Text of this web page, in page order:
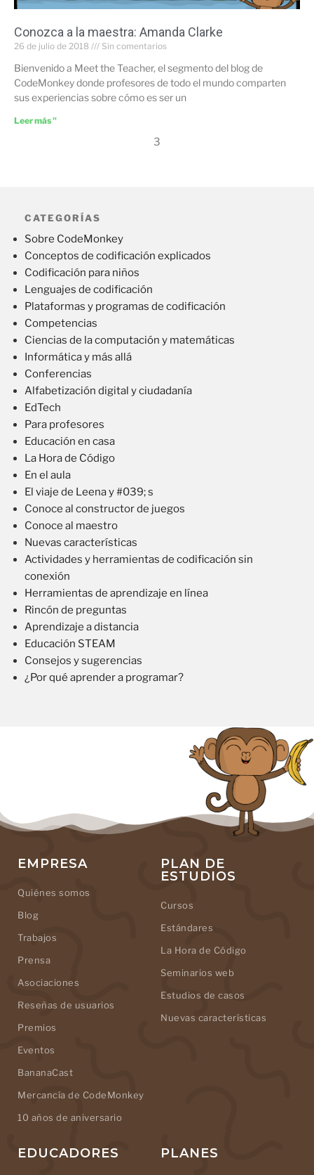
Conozca a la maestra: Amanda Clarke
26 de julio de 2018 Sin comentarios
Bienvenido a Meet the Teacher, el segmento del blog de
CodeMonkey donde profesores de todo el mundo comparten
sus experiencias sobre cómo es ser un
Leer más "
3
CATEGORÍAS
Sobre CodeMonkey
Conceptos de codificación explicados
Codificación para niños
Lenguajes de codificación
Plataformas y programas de codificación
Competencias
Ciencias de la computación y matemáticas
Informática y más allá
Conferencias
Alfabetización digital y ciudadanía
EdTech
Para profesores
Educación en casa
La Hora de Código
En el aula
El viaje de Leena y #039; s
Conoce al constructor de juegos
Conoce al maestro
Nuevas características
Actividades y herramientas de codificación sin
conexión
Herramientas de aprendizaje en línea
Rincón de preguntas
Aprendizaje a distancia
Educación STEAM
Consejos y sugerencias
¿Por qué aprender a programar?
EMPRESA
Quiénes somos
Blog
Trabajos
Prensa
Asociaciones
Reseñas de usuarios
Premios
Eventos
BananaCast
Mercancía de CodeMonkey
10 años de aniversario
PLAN DE
ESTUDIOS
Cursos
Estándares
La Hora de Código
Seminarios web
Estudios de casos
Nuevas características
EDUCADORES PLANES